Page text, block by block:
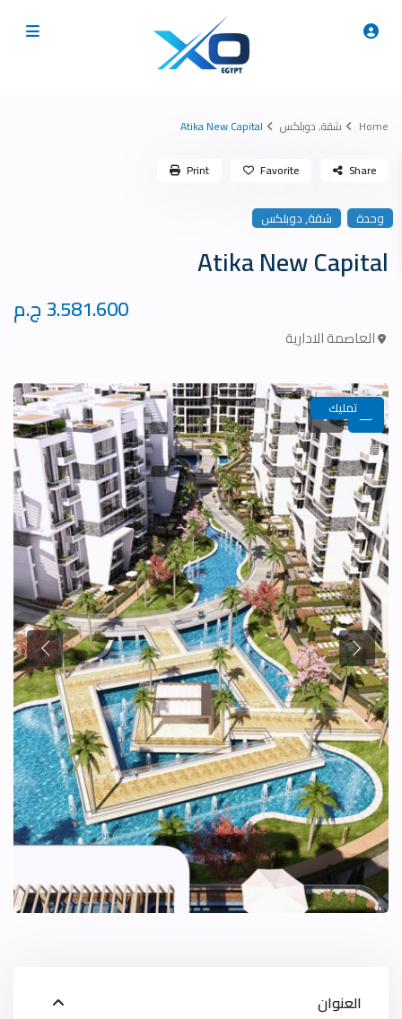
Home شقة,دوبلكس Atika New Capital
وحدة شقة,دوبلكس
Atika New Capital
العاصمة الادارية
Share
Favorite
Print
تمليك
العنوان